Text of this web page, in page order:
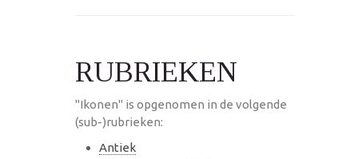
RUBRIEKEN
"Ikonen" is opgenomen in de volgende
(sub-)rubrieken:
Antiek